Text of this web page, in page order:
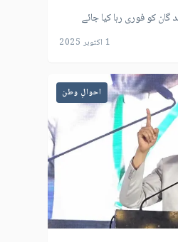
گان کو فوری رہا کیا جائے
1 اکتوبر 2025
احوالِ وطن